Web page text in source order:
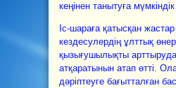
кеңінен танытуға
Іс-шараға қатысқан
кездесулердің ұлттық
қызығушылықты
атқаратынын атап өтті.
дәріптеуге бағытталған